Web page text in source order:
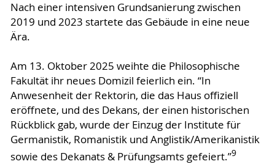
Nach einer intensiven Grundsanierung zwischen
2019 und 2023 startete das Gebäude in eine neue
Ära.
Am 13. Oktober 2025 weihte die Philosophische
Fakultät ihr neues Domizil feierlich ein. “In
Anwesenheit der Rektorin, die das Haus oﬃziell
eröﬀnete, und des Dekans, der einen historischen
Rückblick gab, wurde der Einzug der Institute für
Germanistik, Romanistik und Anglistik/Amerikanistik
sowie des Dekanats & Prüfungsamts gefeiert.”9